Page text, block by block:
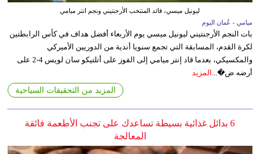
ليونيل ميسي، قائد المنتخب الأرجنتيني ونجم انتر ميامي
ميامي - عُمان اليوم
بات النجم الأرجنتيني ليونيل ميسي يوم الأربعاء أفضل هداف في كأس الرابطتين
لكرة القدم، المسابقة التي تجمع سنويا أندية من الدوريين الأميركي
والمكسيكي، بعدما قاد إنتر ميامي إلى الفوز على أتلتيكو سان لويس 4-2 على
أرضه ض�...
المزيد
المزيد من التحقيقات السياحية
6 بدائل غذائية بسيطة تساعدك على تجنب الأطعمة فائقة
المعالجة